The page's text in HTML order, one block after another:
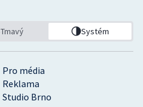
Pro média
Reklama
Studio Brno
Tmavý Systém